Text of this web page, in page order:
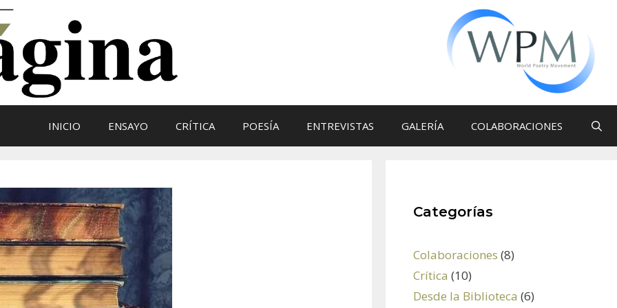
INICIO ENSAYO CRÍTICA POESÍA ENTREVISTAS GALERÍA COLABORACIONES
Categorías
Colaboraciones (8)
Crítica (10)
Desde la Biblioteca (6)